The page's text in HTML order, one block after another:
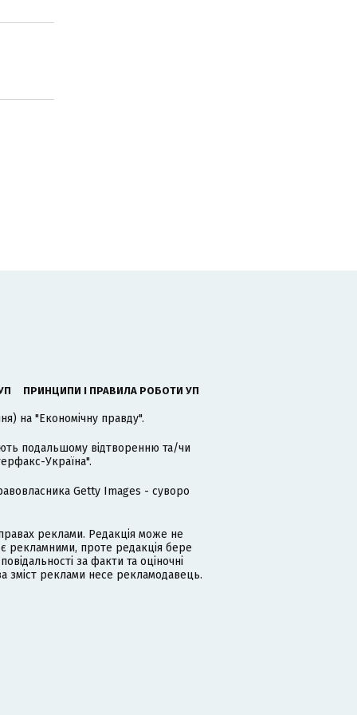
ПРИНЦИПИ І ПРАВИЛА РОБОТИ УП
на "Економічну правду".
подальшому відтворенню та/чи
Україна".
Getty Images - суворо
реклами. Редакція може не
рекламними, проте редакція бере
за факти та оціночні
зміст реклами несе рекламодавець.